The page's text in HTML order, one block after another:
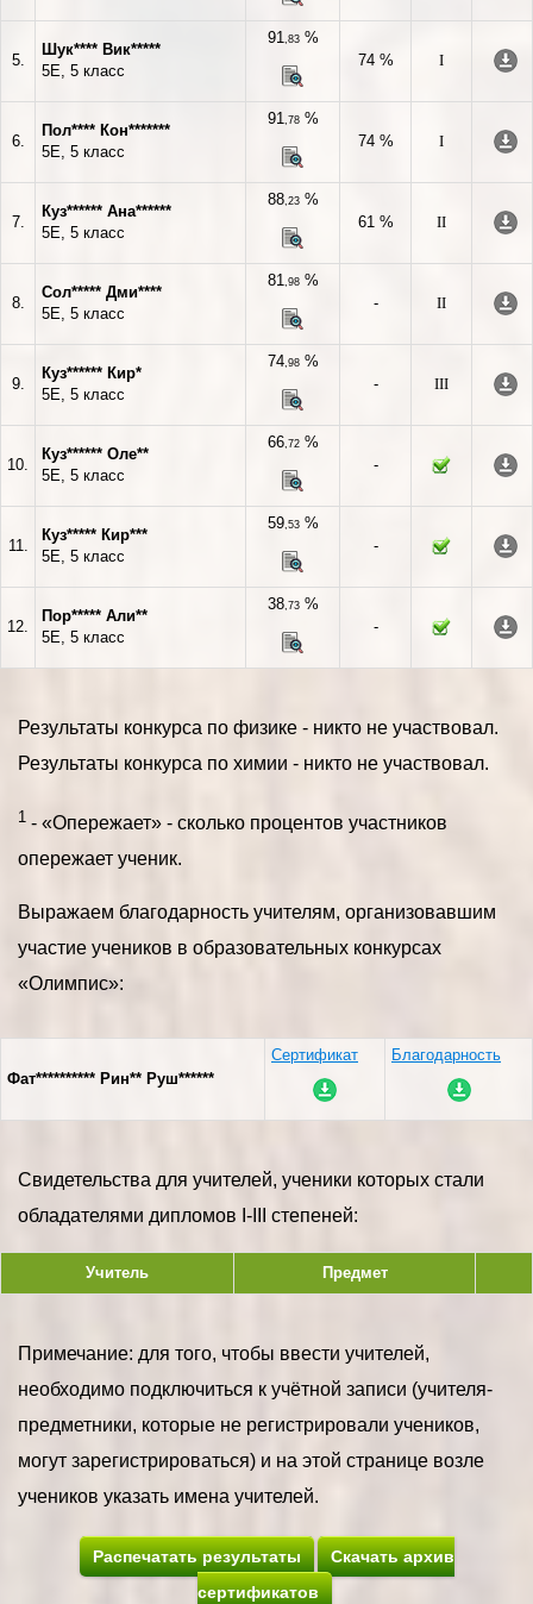
5.
Шук**** Вик*****
5Е, 5 класс
91,83%
74 %
I
6.
Пол**** Кон*******
5Е, 5 класс
91,78%
74 %
I
7.
Куз****** Ана******
5Е, 5 класс
88,23%
61 %
II
8.
Сол***** Дми****
5Е, 5 класс
81,98%
-
II
9.
Куз****** Кир*
5Е, 5 класс
74,98%
-
III
10.
Куз****** Оле**
5Е, 5 класс
66,72%
-
11.
Куз***** Кир***
5Е, 5 класс
59,53%
-
12.
Пор***** Али**
5Е, 5 класс
38,73%
-
Результаты конкурса по физике - никто не участвовал.
Результаты конкурса по химии - никто не участвовал.
1 - «Опережает» - сколько процентов участников
опережает ученик.
Выражаем благодарность учителям, организовавшим
участие учеников в образовательных конкурсах
«Олимпис»:
Фат********** Рин** Руш******
Сертификат Благодарность
Свидетельства для учителей, ученики которых стали
обладателями дипломов I-III степеней:
Учитель Предмет
Примечание: для того, чтобы ввести учителей,
необходимо подключиться к учётной записи (учителя-
предметники, которые не регистрировали учеников,
могут зарегистрироваться) и на этой странице возле
учеников указать имена учителей.
Распечатать результаты
Скачать архив
сертификатов